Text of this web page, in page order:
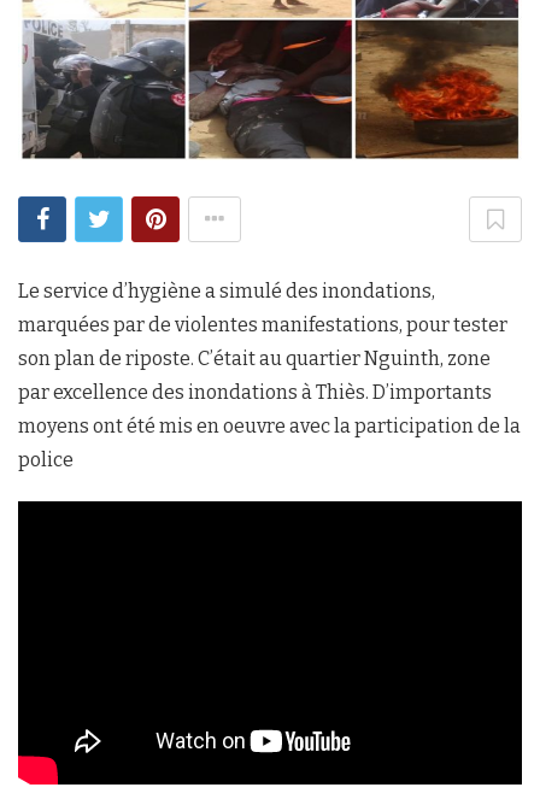
Le service d’hygiène a simulé des inondations,
marquées par de violentes manifestations, pour tester
son plan de riposte. C’était au quartier Nguinth, zone
par excellence des inondations à Thiès. D’importants
moyens ont été mis en oeuvre avec la participation de la
police